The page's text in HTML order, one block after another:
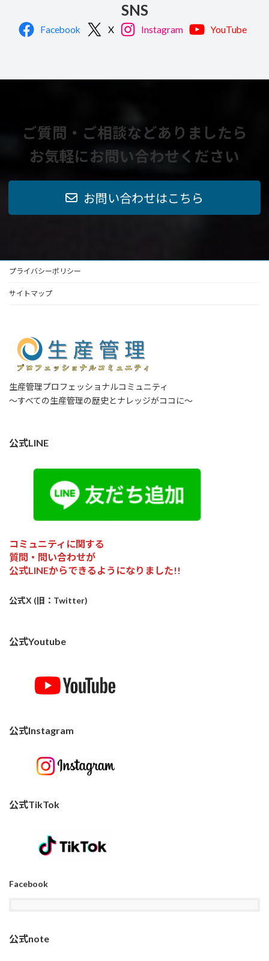
SNS
Facebook X Instagram YouTube
ご質問・ご相談などありましたら
お気軽にお問い合わせください
お問い合わせはこちら
プライバシーポリシー
サイトマップ
生産管理プロフェッショナルコミュニティ
～すべての生産管理の歴史とナレッジがココに～
公式LINE
コミュニティに関する
質問・問い合わせが
公式LINEからできるようになりました!!
公式X (旧：Twitter)
公式Youtube
公式Instagram
公式TikTok
Facebook
公式note